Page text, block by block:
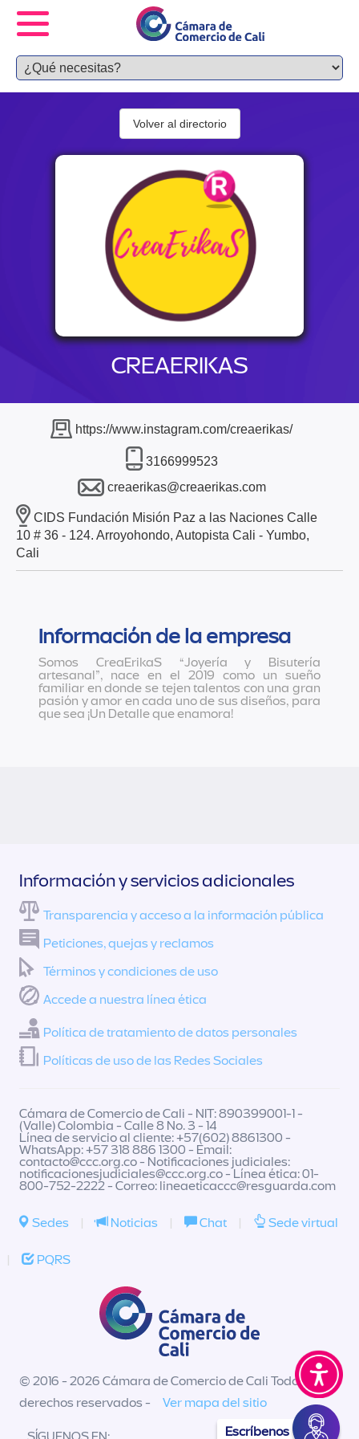
CREAERIKAS
Volver al directorio
https://www.instagram.com/creaerikas/
3166999523
creaerikas@creaerikas.com
CIDS Fundación Misión Paz a las Naciones Calle
10 # 36 - 124. Arroyohondo, Autopista Cali - Yumbo,
Cali
Información de la empresa
Somos CreaErikaS “Joyería y Bisutería
artesanal”, nace en el 2019 como un sueño
familiar en donde se tejen talentos con una gran
pasión y amor en cada uno de sus diseños, para
que sea ¡Un Detalle que enamora!
Escríbenos
Información y servicios adicionales
Transparencia y acceso a la información pública
Peticiones, quejas y reclamos
Términos y condiciones de uso
Accede a nuestra línea ética
Política de tratamiento de datos personales
Políticas de uso de las Redes Sociales
Cámara de Comercio de Cali - NIT: 890399001-1 -
(Valle) Colombia - Calle 8 No. 3 - 14
Línea de servicio al cliente: +57(602) 8861300 -
WhatsApp: +57 318 886 1300 - Email:
contacto@ccc.org.co- Notificaciones judiciales:
notificacionesjudiciales@ccc.org.co- Línea ética: 01-
800-752-2222 - Correo: lineaeticaccc@resguarda.com
Sedes | Noticias | Chat | Sede virtual
| PQRS
© 2016 - 2026 Cámara de Comercio de Cali Todos los
derechos reservados -
Ver mapa del sitio